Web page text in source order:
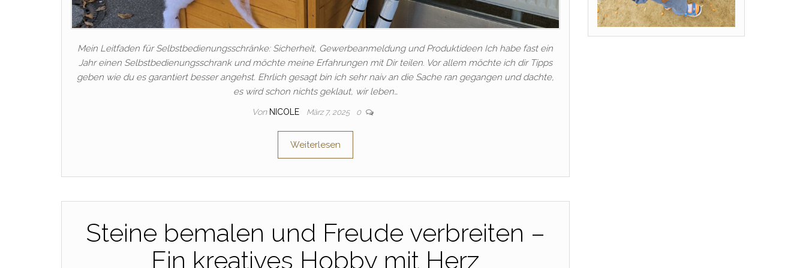
Mein Leitfaden für Selbstbedienungsschränke: Sicherheit, Gewerbeanmeldung und Produktideen Ich habe fast ein
Jahr einen Selbstbedienungsschrank und möchte meine Erfahrungen mit Dir teilen. Vor allem möchte ich dir Tipps
geben wie du es garantiert besser angehst. Ehrlich gesagt bin ich sehr naiv an die Sache ran gegangen und dachte,
es wird schon nichts geklaut, wir leben…
Von NICOLE März 7, 2025 0
Weiterlesen
Steine bemalen und Freude verbreiten –
Ein kreatives Hobby mit Herz